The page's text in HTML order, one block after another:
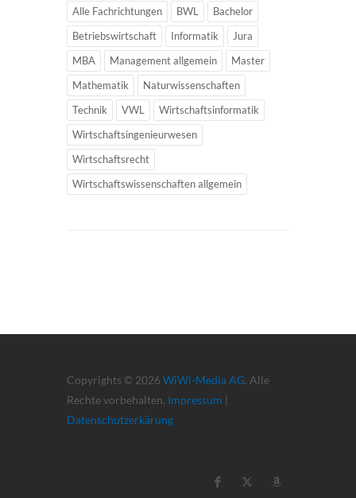
Alle Fachrichtungen BWL
Bachelor
Betriebswirtschaft
Informatik
Jura
MBA
Management allgemein
Master
Mathematik
Naturwissenschaften
Technik
VWL
Wirtschaftsinformatik
Wirtschaftsingenieurwesen
Wirtschaftsrecht
Wirtschaftswissenschaften allgemein
Copyrights © 2026 WiWi-Media AG. Alle
Rechte vorbehalten. Impressum |
Datenschutzerkärung